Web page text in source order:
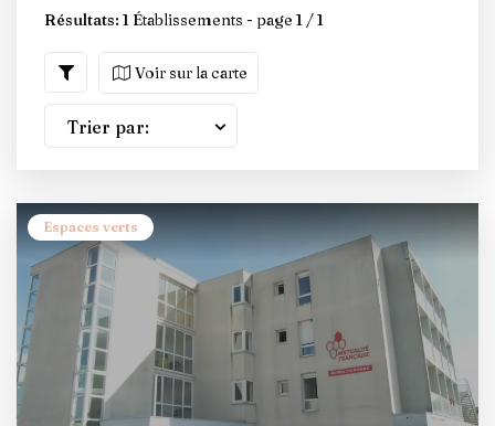
Résultats: 1 Établissements - page 1 / 1
Voir sur la carte
Trier par:
Espaces verts